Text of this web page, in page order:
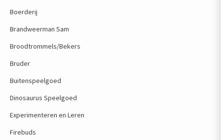
Boerderij
Brandweerman Sam
Broodtrommels/Bekers
Bruder
Buitenspeelgoed
Dinosaurus Speelgoed
Experimenteren en Leren
Firebuds